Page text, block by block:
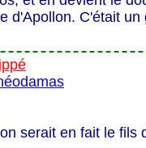
d'Apollon. C'était
serait en fait le fils